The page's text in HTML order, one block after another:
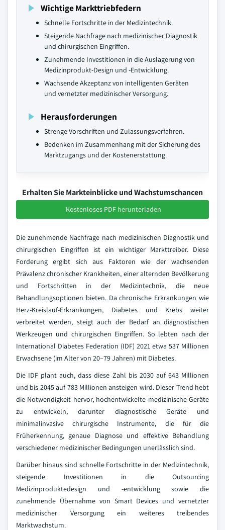
Wichtige Markttriebfedern
Schnelle Fortschritte in der Medizintechnik.
Steigende Nachfrage nach medizinischer Diagnostik
und chirurgischen Eingriffen.
Zunehmende Investitionen in die Auslagerung von
Medizinprodukt-Design und -Entwicklung.
Wachsende Akzeptanz von intelligenten Geräten
und vernetzter medizinischer Versorgung.
Herausforderungen
Strenge Vorschriften und Zulassungsverfahren.
Bedenken im Zusammenhang mit der Sicherung des
Marktzugangs und der Kostenerstattung.
Erhalten Sie Markteinblicke und Wachstumschancen
Kostenloses PDF herunterladen
Die zunehmende Nachfrage nach medizinischen Diagnostik und
chirurgischen Eingriffen ist ein wichtiger Markttreiber. Diese
Forderung ergibt sich aus Faktoren wie der wachsenden
Prävalenz chronischer Krankheiten, einer alternden Bevölkerung
und Fortschritten in der Medizintechnik, die neue
Behandlungsoptionen bieten. Da chronische Erkrankungen wie
Herz-Kreislauf-Erkrankungen, Diabetes und Krebs weiter
verbreitet werden, steigt auch der Bedarf an diagnostischen
Werkzeugen und chirurgischen Eingriffen. So lebten nach der
International Diabetes Federation (IDF) 2021 etwa 537 Millionen
Erwachsene (im Alter von 20–79 Jahren) mit Diabetes.
Die IDF plant auch, dass diese Zahl bis 2030 auf 643 Millionen
und bis 2045 auf 783 Millionen ansteigen wird. Dieser Trend hebt
die Notwendigkeit hervor, hochentwickelte medizinische Geräte
zu entwickeln, darunter diagnostische Geräte und
minimalinvasive chirurgische Instrumente, die für die
Früherkennung, genaue Diagnose und effektive Behandlung
verschiedener medizinischer Bedingungen unerlässlich sind.
Darüber hinaus sind schnelle Fortschritte in der Medizintechnik,
steigende Investitionen in die Outsourcing
Medizinproduktedesign und -entwicklung sowie die
zunehmende Übernahme von Smart Devices und vernetzter
medizinischer Versorgung ein weiteres treibendes
Marktwachstum.